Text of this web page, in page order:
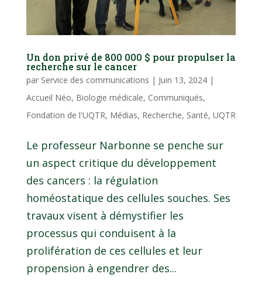
Un don privé de 800 000 $ pour propulser la
recherche sur le cancer
par Service des communications | Juin 13, 2024|
Accueil Néo, Biologie médicale, Communiqués,
Fondation de l'UQTR, Médias, Recherche, Santé, UQTR
Le professeur Narbonne se penche sur
un aspect critique du développement
des cancers : la régulation
homéostatique des cellules souches. Ses
travaux visent à démystifier les
processus qui conduisent à la
prolifération de ces cellules et leur
propension à engendrer des...